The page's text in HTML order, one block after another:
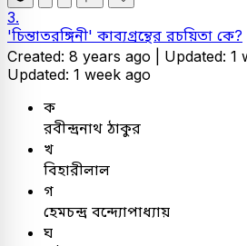
3.
'চিন্তাতরঙ্গিনী' কাব্যগ্রন্থের রচয়িতা কে?
Created: 8 years ago | Updated: 1
Updated: 1 week ago
ক
রবীন্দ্রনাথ ঠাকুর
খ
বিহারীলাল
গ
হেমচন্দ্র বন্দ্যোপাধ্যায়
ঘ